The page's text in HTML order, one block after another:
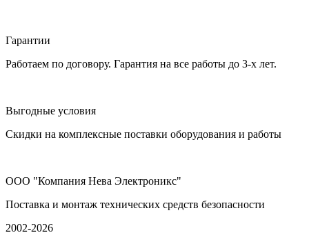
Гарантии
Работаем по договору. Гарантия на все работы до 3-х лет.
Выгодные условия
Скидки на комплексные поставки оборудования и работы
ООО "Компания Нева Электроникс"
Поставка и монтаж технических средств безопасности
2002-2026